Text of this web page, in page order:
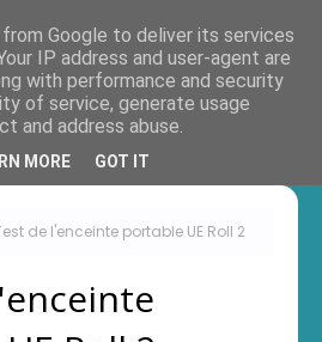
de l'enceinte portable UE Roll 2
Google to deliver its services
IP address and user-agent are
with performance and security
of service, generate usage
and address abuse.
MORE GOT IT